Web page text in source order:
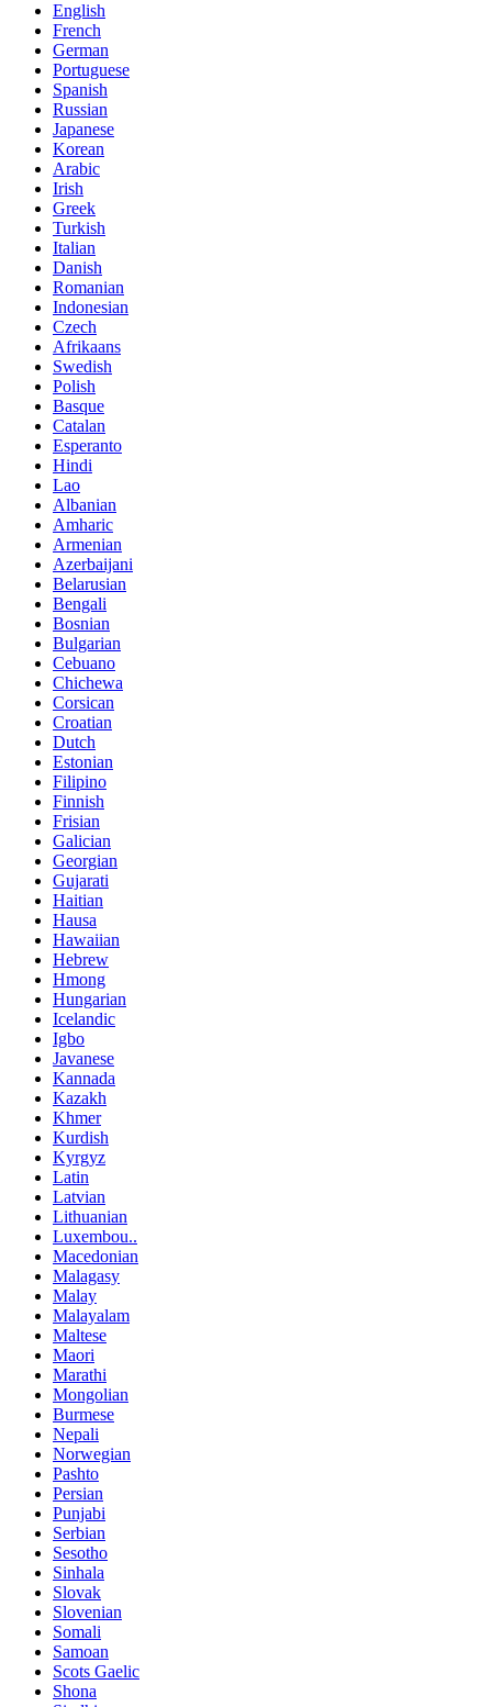
English
French
German
Portuguese
Spanish
Russian
Japanese
Korean
Arabic
Irish
Greek
Turkish
Italian
Danish
Romanian
Indonesian
Czech
Afrikaans
Swedish
Polish
Basque
Catalan
Esperanto
Hindi
Lao
Albanian
Amharic
Armenian
Azerbaijani
Belarusian
Bengali
Bosnian
Bulgarian
Cebuano
Chichewa
Corsican
Croatian
Dutch
Estonian
Filipino
Finnish
Frisian
Galician
Georgian
Gujarati
Haitian
Hausa
Hawaiian
Hebrew
Hmong
Hungarian
Icelandic
Igbo
Javanese
Kannada
Kazakh
Khmer
Kurdish
Kyrgyz
Latin
Latvian
Lithuanian
Luxembou..
Macedonian
Malagasy
Malay
Malayalam
Maltese
Maori
Marathi
Mongolian
Burmese
Nepali
Norwegian
Pashto
Persian
Punjabi
Serbian
Sesotho
Sinhala
Slovak
Slovenian
Somali
Samoan
Scots Gaelic
Shona